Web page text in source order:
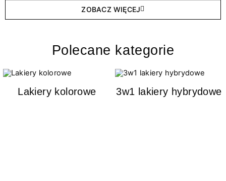
ZOBACZ WIĘCEJ
Polecane kategorie
Lakiery kolorowe 3w1 lakiery hybrydowe